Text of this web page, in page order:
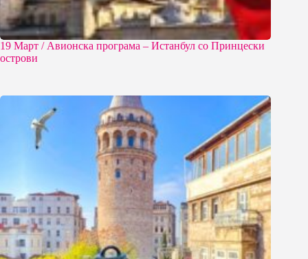
19 Март / Aвионска програма – Истанбул со Принцески
острови